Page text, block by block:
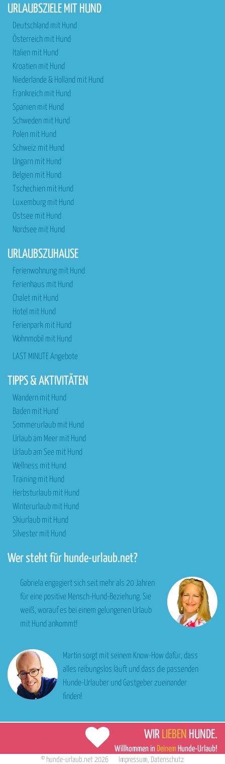
URLAUBSZIELE MIT HUND
Deutschland mit Hund
Österreich mit Hund
Italien mit Hund
Kroatien mit Hund
Niederlande & Holland mit Hund
Frankreich mit Hund
Spanien mit Hund
Schweden mit Hund
Polen mit Hund
Schweiz mit Hund
Ungarn mit Hund
Belgien mit Hund
Tschechien mit Hund
Luxemburg mit Hund
Ostsee mit Hund
Nordsee mit Hund
URLAUBSZUHAUSE
Ferienwohnung mit Hund
Ferienhaus mit Hund
Chalet mit Hund
Hotel mit Hund
Ferienpark mit Hund
Wohnmobil mit Hund
LAST MINUTE Angebote
TIPPS & AKTIVITÄTEN
Wandern mit Hund
Baden mit Hund
Sommerurlaub mit Hund
Urlaub am Meer mit Hund
Urlaub am See mit Hund
Wellness mit Hund
Training mit Hund
Herbsturlaub mit Hund
Winterurlaub mit Hund
Skiurlaub mit Hund
Silvester mit Hund
Wer steht für hunde-urlaub.net?
Gabriela engagiert sich seit mehr als 20 Jahren
für eine positive Mensch-Hund-Beziehung. Sie
weiß, worauf es bei einem gelungenen Urlaub
mit Hund ankommt!
Martin sorgt mit seinem Know-How dafür, dass
alles reibungslos läuft und dass die passenden
Hunde-Urlauber und Gastgeber zueinander
finden!
WIR LIEBEN HUNDE.
Willkommen in Deinem Hunde-Urlaub!
© hunde-urlaub.net 2026 Impressum, Datenschutz